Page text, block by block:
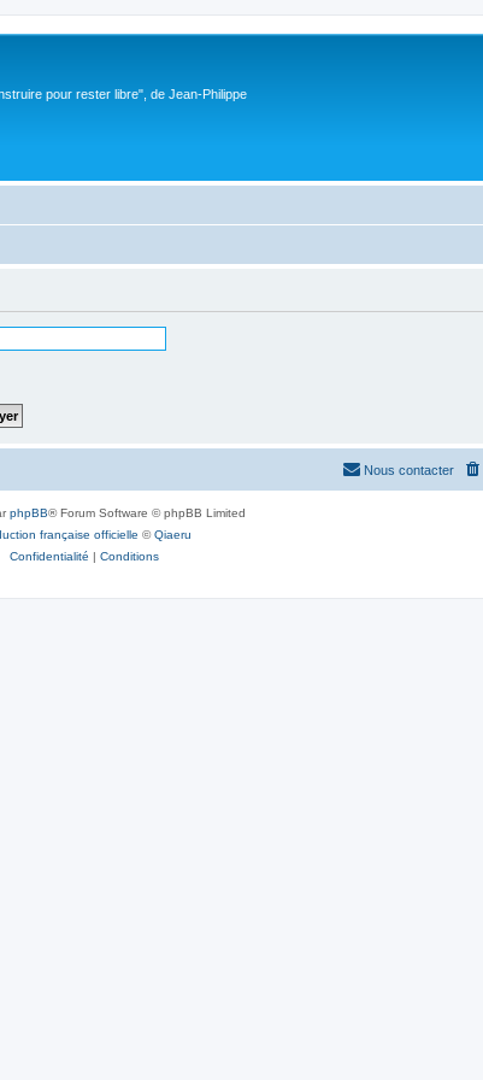
pour rester libre", de Jean-Philippe
Nous contacter
phpBB® Forum Software © phpBB Limited
française officielle ©Qiaeru
Confidentialité | Conditions